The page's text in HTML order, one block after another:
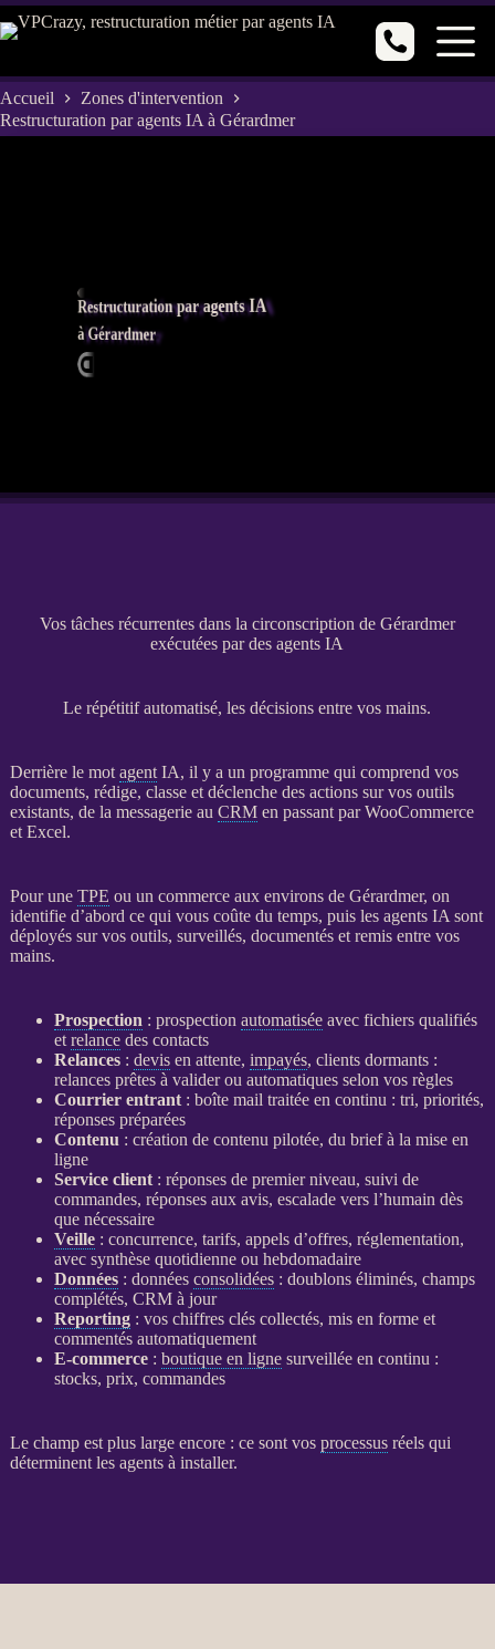
Passer
au
Accueil
Zones d'intervention
Restructuration par agents IA à Gérardmer
Restructuration par agents IA
à Gérardmer
Vos tâches récurrentes dans la circonscription de Gérardmer
exécutées par des agents IA
Le répétitif automatisé, les décisions entre vos mains.
Derrière le mot agent IA, il y a un programme qui comprend vos
documents, rédige, classe et déclenche des actions sur vos outils
existants, de la messagerie au CRMen passant parWooCommerce
et Excel.
Pour une TPE ou un commerce aux environs de Gérardmer, on
identifie d’abord ce qui vous coûte du temps, puis les agents IA sont
déployés sur vos outils, surveillés, documentés et remis entre vos
mains.
Prospection : prospection automatiséeavec fichiers qualifiés
et relancedes contacts
Relances: devisen attente, impayés, clients dormants :
relancesprêtes à valider ou automatiques selon vos règles
Courrier entrant: boîte mail traitée en continu : tri, priorités,
réponses préparées
Contenu : création de contenu pilotée, du brief à la mise en
ligne
Service client: réponses de premier niveau, suivi de
commandes, réponses aux avis, escalade vers l’humain dès
que nécessaire
Veille: concurrence, tarifs, appels d’offres, réglementation,
avec synthèse quotidienne ou hebdomadaire
Données: données consolidées: doublons éliminés, champs
complétés, CRMà jour
Reporting: vos chiffres clés collectés, mis en forme et
commentés automatiquement
E-commerce: boutique en lignesurveillée en continu :
stocks, prix, commandes
Le champ est plus large encore : ce sont vos processusréels qui
déterminent les agentsà installer.